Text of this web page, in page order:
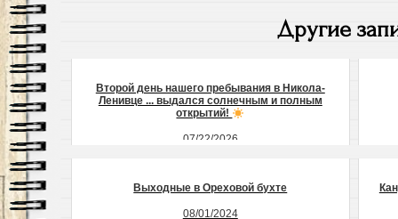
Другие
Второй день нашего пребывания в Никола-
Ленивце ... выдался солнечным и полным
открытий!
07/22/2026
Выходные в Ореховой бухте
08/01/2024